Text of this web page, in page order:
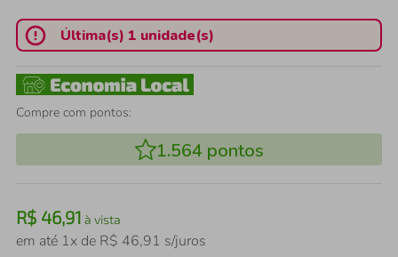
Última(s) 1 unidade(s)
Compre com pontos:
1.564pontos
R$ 46,91 à vista
em até 1x de R$ 46,91 s/juros